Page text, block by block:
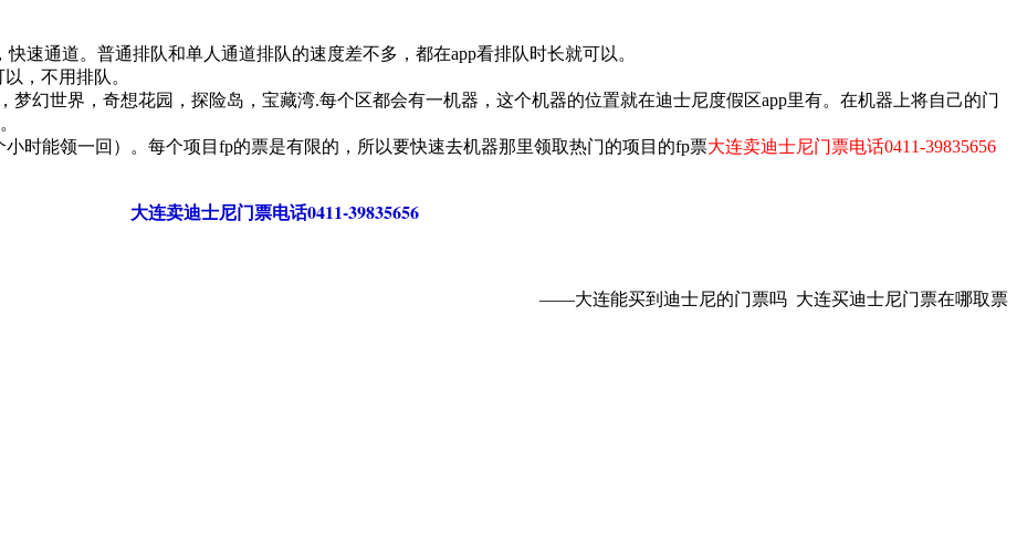
速通道。普通排队和单人通道排队的速度差不多，都在app看排队时长就可以。
，不用排队。
梦幻世界，奇想花园，探险岛，宝藏湾.每个区都会有一机器，这个机器的位置就在迪士尼度假区app里有。在机器上将自己的门
时能领一回）。每个项目fp的票是有限的，所以要快速去机器那里领取热门的项目的fp票大连卖迪士尼门票电话0411-39835656
大连卖迪士尼门票电话0411-39835656
——大连能买到迪士尼的门票吗 大连买迪士尼门票在哪取票